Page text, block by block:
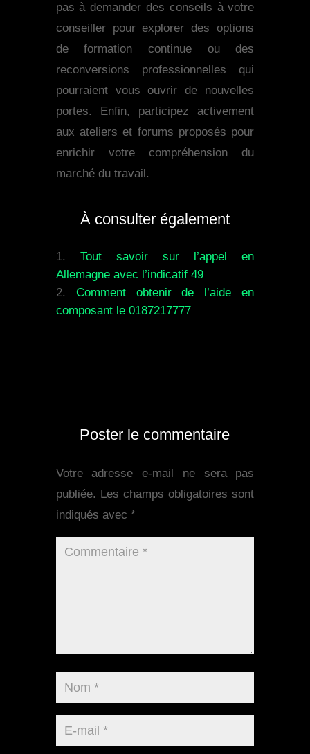
pas à demander des conseils à votre
conseiller pour explorer des options
de formation continue ou des
reconversions professionnelles qui
pourraient vous ouvrir de nouvelles
portes. Enfin, participez activement
aux ateliers et forums proposés pour
enrichir votre compréhension du
marché du travail.
À consulter également
Tout savoir sur l’appel en
Allemagne avec l’indicatif 49
Comment obtenir de l’aide en
composant le 0187217777
Poster le commentaire
Votre adresse e-mail ne sera pas
publiée. Les champs obligatoires sont
indiqués avec *